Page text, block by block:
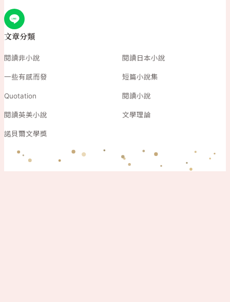
文章分類
閱讀非小說
一些有感而發
Quotation
閱讀英美小說
諾貝爾文學獎
閱讀日本小說
短篇小說集
閱讀小說
文學理論